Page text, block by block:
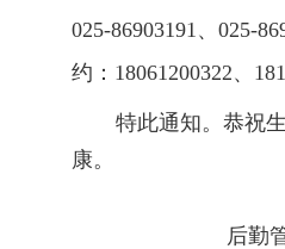
025-86903191、025-
约：18061200322、
特此通知。 恭祝
康。
后勤